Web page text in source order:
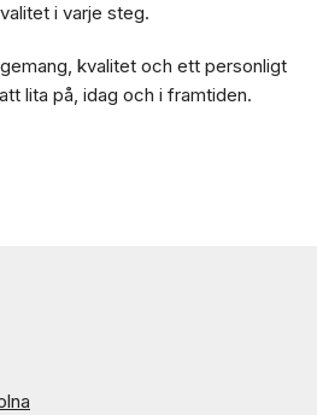
i varje steg.
kvalitet och ett personligt
lita på, idag och i framtiden.